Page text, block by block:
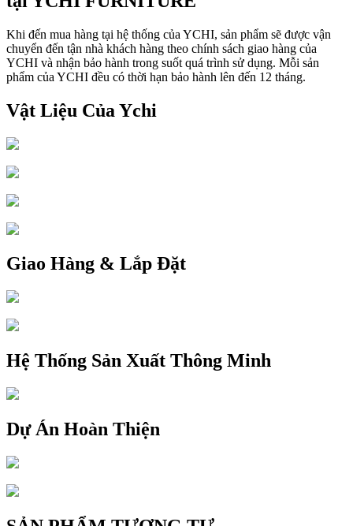
Khi đến mua hàng tại hệ thống của YCHI, sản phẩm sẽ được vận
chuyển đến tận nhà khách hàng theo chính sách giao hàng của
YCHI và nhận bảo hành trong suốt quá trình sử dụng. Mỗi sản
phẩm của YCHI đều có thời hạn bảo hành lên đến 12 tháng.
Vật Liệu Của Ychi
Giao Hàng & Lắp Đặt
Hệ Thống Sản Xuất Thông Minh
Dự Án Hoàn Thiện